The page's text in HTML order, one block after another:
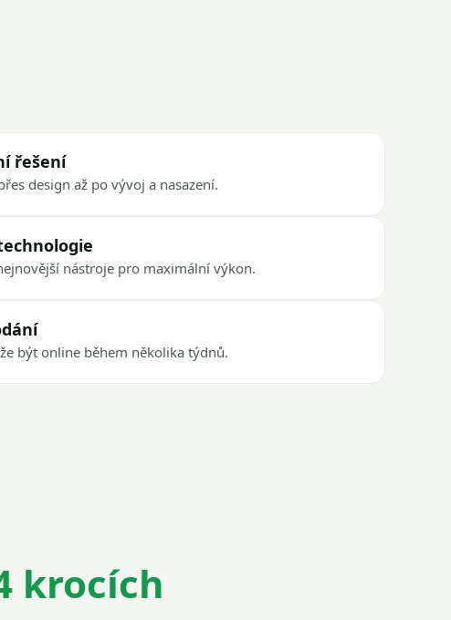
řešení
design až po vývoj a nasazení.
nástroje pro maximální výkon.
být online během několika týdnů.
krocích